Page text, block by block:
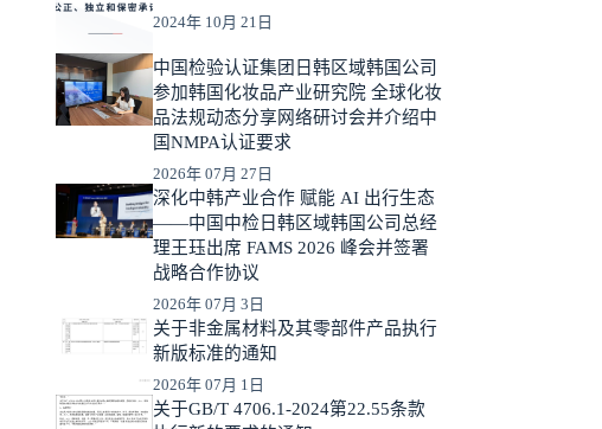
2024年 10月 21日
中国检验认证集团日韩区域韩国公司
参加韩国化妆品产业研究院 全球化妆
品法规动态分享网络研讨会并介绍中
国NMPA认证要求
2026年 07月 27日
深化中韩产业合作 赋能 AI 出行生态
——中国中检日韩区域韩国公司总经
理王珏出席 FAMS 2026 峰会并签署
战略合作协议
2026年 07月 3日
关于非金属材料及其零部件产品执行
新版标准的通知
2026年 07月 1日
关于GB/T 4706.1-2024第22.55条款